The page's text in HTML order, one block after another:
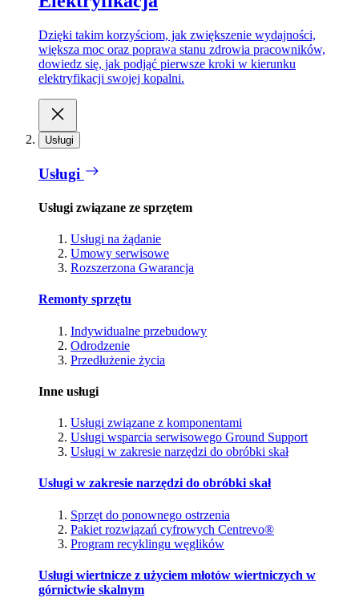
Dzięki takim korzyściom, jak zwiększenie wydajności,
większa moc oraz poprawa stanu zdrowia pracowników,
dowiedz się, jak podjąć pierwsze kroki w kierunku
elektryfikacji swojej kopalni.
Usługi
Usługi
Usługi związane ze sprzętem
Usługi na żądanie
Umowy serwisowe
Rozszerzona Gwarancja
Remonty sprzętu
Indywidualne przebudowy
Odrodzenie
Przedłużenie życia
Inne usługi
Usługi związane z komponentami
Usługi wsparcia serwisowego Ground Support
Usługi w zakresie narzędzi do obróbki skał
Usługi w zakresie narzędzi do obróbki skał
Sprzęt do ponownego ostrzenia
Pakiet rozwiązań cyfrowych Centrevo®
Program recyklingu węglików
Usługi wiertnicze z użyciem młotów wiertniczych w
górnictwie skalnym